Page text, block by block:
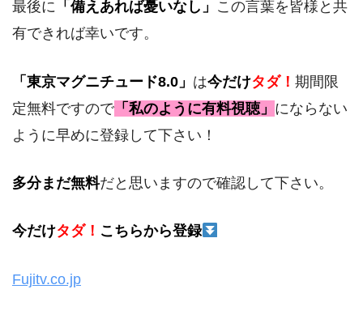
最後に 「備えあれば憂いなし」 この言葉を皆様と共
有できれば幸いです。
「東京マグニチュード8.0」 は今だけタダ！ 期間限
定無料ですので 「私のように有料視聴」 にならない
ように早めに登録して下さい！
多分まだ無料だと思いますので確認して下さい。
今だけタダ！ こちらから登録
Fujitv.co.jp